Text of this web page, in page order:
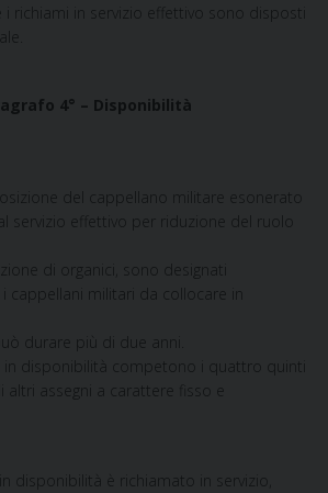
i richiami in servizio effettivo sono disposti
4° – Disponibilità
del cappellano militare esonerato
servizio effettivo per riduzione del ruolo
di organici, sono designati
i cappellani militari da collocare in
durare più di due anni.
in disponibilità competono i quattro quinti
assegni a carattere fisso e
disponibilità è richiamato in servizio,